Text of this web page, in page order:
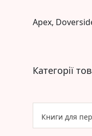
Apex,
Категорії
Книги для